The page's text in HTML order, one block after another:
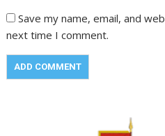
Save my name, email, and
next time I comment.